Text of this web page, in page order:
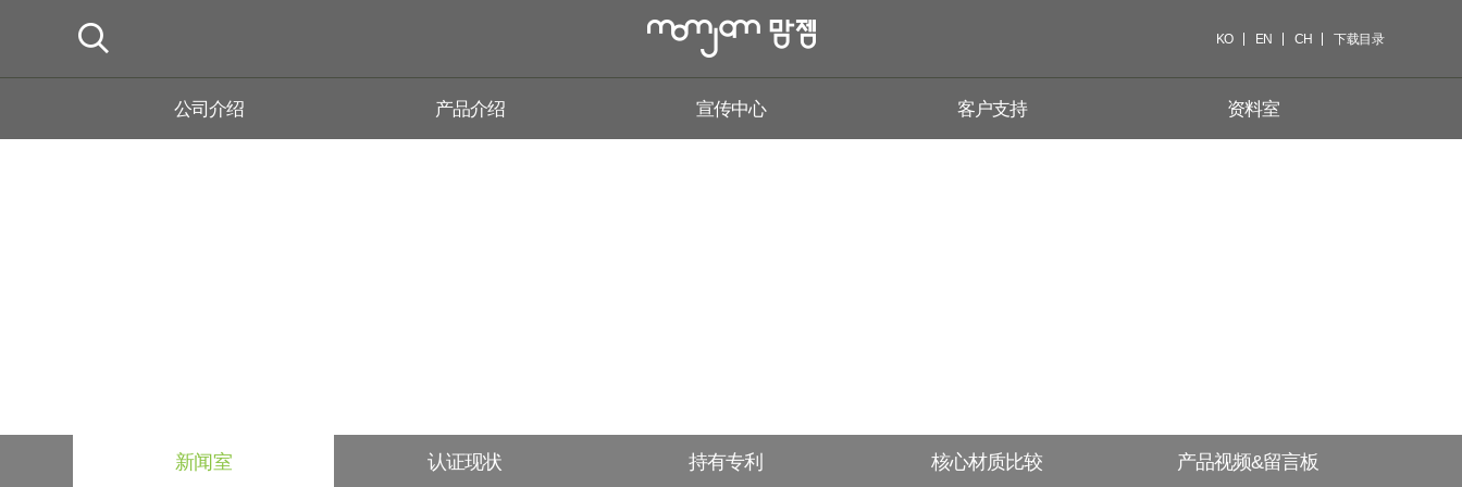
KO EN CH 下载目录
公司介绍 产品介绍 宣传中心 客户支持 资料室
新闻室 认证现状 持有专利 核心材质比较 产品视频&留言板